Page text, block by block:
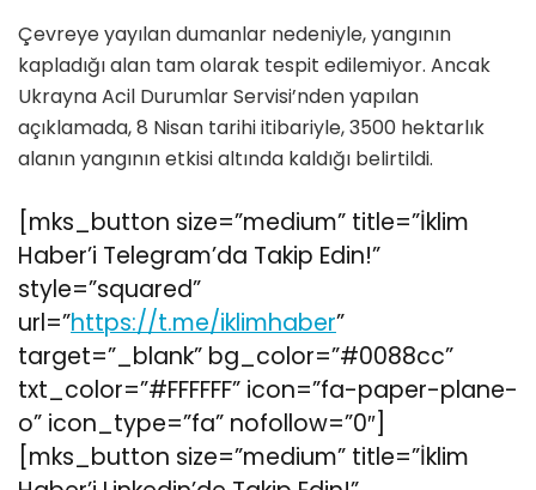
Çevreye yayılan dumanlar nedeniyle, yangının
kapladığı alan tam olarak tespit edilemiyor. Ancak
Ukrayna Acil Durumlar Servisi’nden yapılan
açıklamada, 8 Nisan tarihi itibariyle, 3500 hektarlık
alanın yangının etkisi altında kaldığı belirtildi.
[mks_button size=”medium” title=”İklim
Haber’i Telegram’da Takip Edin!”
style=”squared”
url=”https://t.me/iklimhaber”
target=”_blank” bg_color=”#0088cc”
txt_color=”#FFFFFF” icon=”fa-paper-plane-
o” icon_type=”fa” nofollow=”0″]
[mks_button size=”medium” title=”İklim